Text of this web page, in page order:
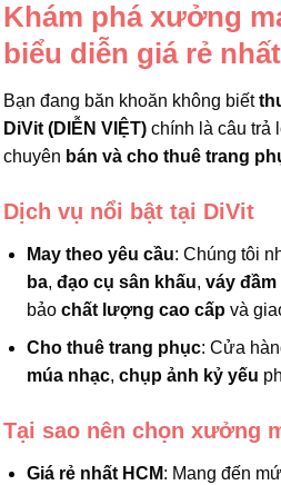
Khám phá xưởng
biểu diễn giá rẻ
Bạn đang băn khoăn không biết
DiVit (DIỄN VIỆT)chính là câu trả
chuyên bán và cho thuê trang
Dịch vụ nổi bật tại DiVit
May theo yêu cầu: Chúng tôi
ba, đạo cụ sân khấu, váy đầm
bảo chất lượng cao cấpvà
Cho thuê trang phục: Cửa
múa nhạc, chụp ảnh kỷ yếu
Tại sao nên chọn xưởng
Giá rẻ nhất HCM: Mang đến